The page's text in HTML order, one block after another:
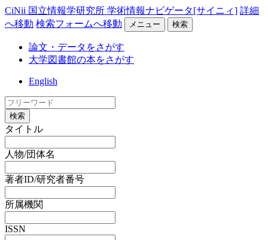
CiNii 国立情報学研究所 学術情報ナビゲータ[サイニィ] 詳細
へ移動 検索フォームへ移動 メニュー 検索
論文・データをさがす
大学図書館の本をさがす
English
検索
タイトル
人物/団体名
著者ID/研究者番号
所属機関
ISSN